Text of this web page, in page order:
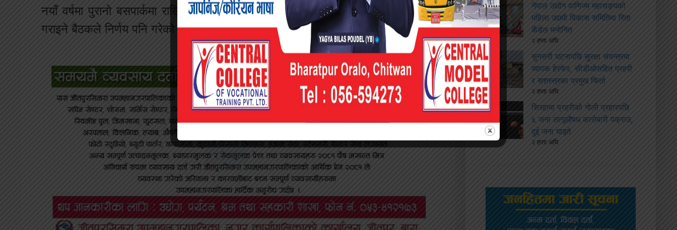
नयाँ वर्षमा पुरानो बसपार्कमा राखिएका स्टल अबदेखि भने सडक पेटिमै राखेर बजार सञ्चालन
गराइने बैठकले निर्णय पनि गरेको छ ।
नेपाल उद्योग वाणिज्य महासङ्घको
महिला उद्यमी विकास समितिमा रिता
कँडेल मनोनित
२ हप्ता अघि
सुनसरी घटनापछि सुरक्षा संयन्त्रमा
व्यापक हेरफेर, सीडीओसहित प्रहरी
र सशस्त्रका प्रमुख फिर्ता
२ हप्ता अघि
सिरहामा प्रहरीको गोली प्रहारपछि
६ जना लागूऔषध कारोबारी पक्राउ,
दुई जना घाइते
२ हप्ता अघि